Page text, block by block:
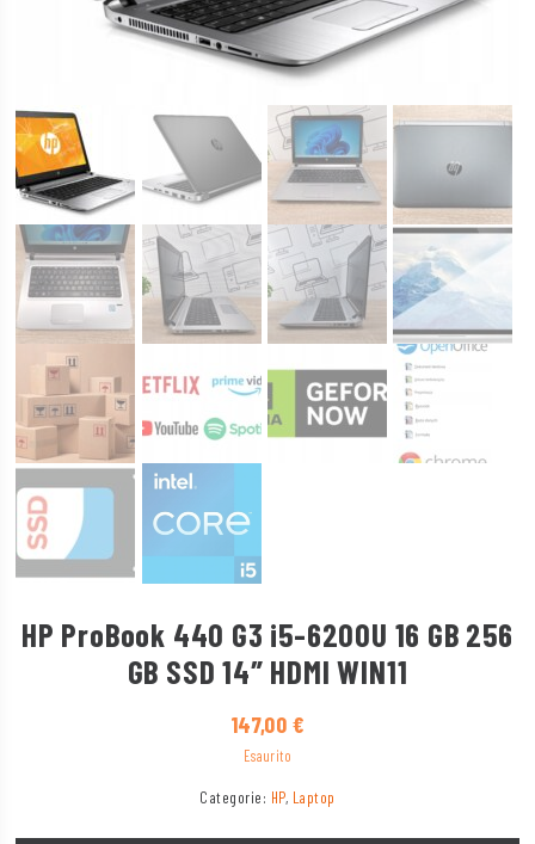
HP ProBook 440 G3 i5-6200U 16 GB 256
GB SSD 14″ HDMI WIN11
147,00 €
Esaurito
Categorie: HP, Laptop